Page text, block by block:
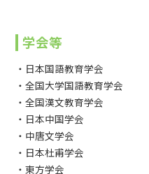
学会等
・日本国語教育学会
・全国大学国語教育学会
・全国漢文教育学会
・日本中国学会
・中唐文学会
・日本杜甫学会
・東方学会